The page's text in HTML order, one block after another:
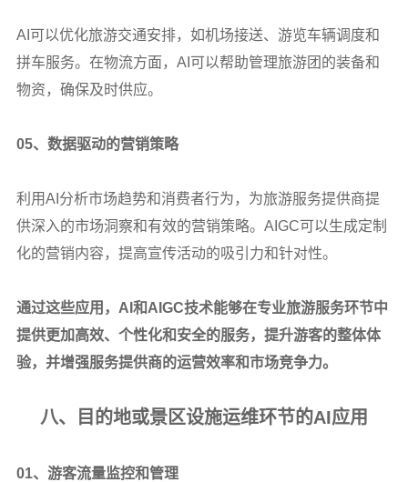
AI 可以优化旅游交通安排，如机场接送、游览车辆调度和
拼车服务。在物流方面，AI可以帮助管理旅游团的装备和
物资，确保及时供应。
05、数据驱动的营销策略
利用AI分析市场趋势和消费者行为，为旅游服务提供商提
供深入的市场洞察和有效的营销策略。AIGC可以生成定制
化的营销内容，提高宣传活动的吸引力和针对性。
通过这些应用，AI和AIGC技术能够在专业旅游服务环节中
提供更加高效、个性化和安全的服务，提升游客的整体体
验，并增强服务提供商的运营效率和市场竞争力。
八、目的地或景区设施运维环节的AI应用
01、游客流量监控和管理